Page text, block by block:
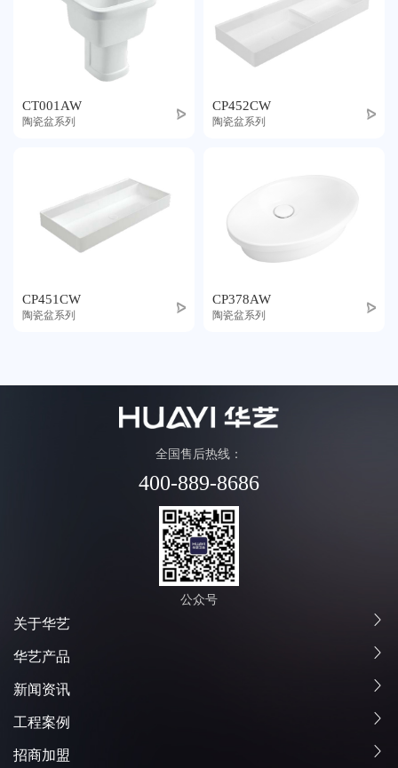
CT001AW
陶瓷盆系列
CP452CW
陶瓷盆系列
CP451CW
陶瓷盆系列
CP378AW
陶瓷盆系列
全国售后热线：
400-889-8686
公众号
关于华艺
华艺产品
新闻资讯
工程案例
招商加盟